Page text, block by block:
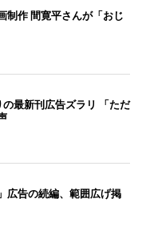
制作 間寛平さんが「おじ
最新刊広告ズラリ 「ただ
広告の続編、範囲広げ掲